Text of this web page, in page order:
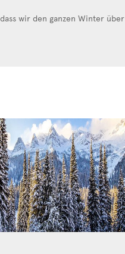
wir den ganzen Winter über